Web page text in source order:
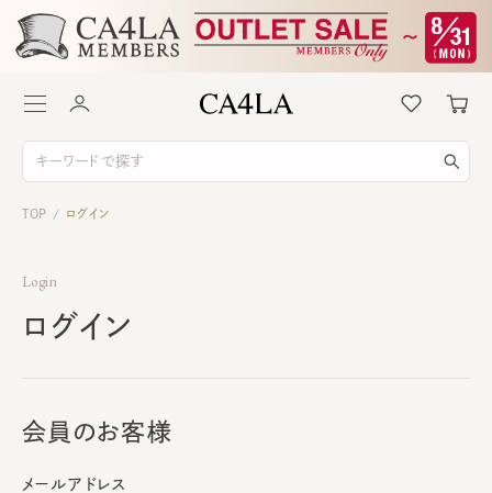
TOP / ログイン
Login
ログイン
会員のお客様
メールアドレス